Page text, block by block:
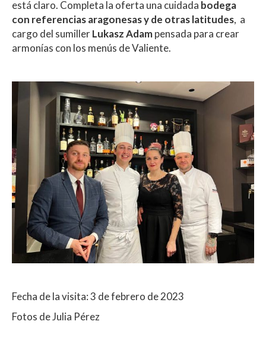
está claro. Completa la oferta una cuidada bodega
con referencias aragonesas y de otras latitudes, a
cargo del sumillerLukasz Adampensada para crear
armonías con los menús de Valiente.
Fecha de la visita: 3 de febrero de 2023
Fotos de Julia Pérez